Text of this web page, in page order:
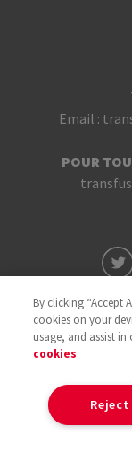
Email :
POUR
By clicking “Accept
cookies on your
usage, and assist
cookies